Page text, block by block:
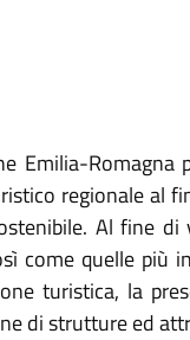
Emilia-
regionale al
Al fine di
come quelle più
turistica, la
di strutture ed